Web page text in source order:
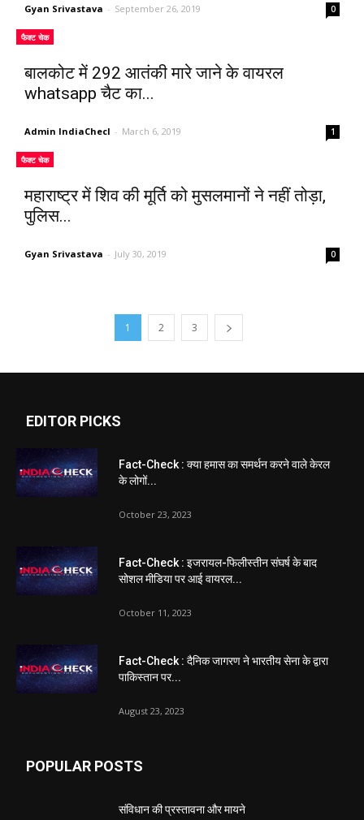
Gyan Srivastava - September 26, 2019 0
फैक्ट चेक
बालकोट में 292 आतंकी मारे जाने के वायरल
whatsapp चैट का...
Admin IndiaChecl - March 6, 2019 1
फैक्ट चेक
महाराष्ट्र में शिव की मूर्ति को मुसलमानों ने नहीं तोड़ा,
पुलिस...
Gyan Srivastava - July 30, 2019 0
1 2 3
EDITOR PICKS
Fact-Check : क्या हमास का समर्थन करने वाले केरल
के लोगों...
October 23, 2023
Fact-Check : इजरायल-फिलीस्तीन संघर्ष के बाद
सोशल मीडिया पर आई वायरल...
October 11, 2023
Fact-Check : दैनिक जागरण ने भारतीय सेना के द्वारा
पाकिस्तान पर...
August 23, 2023
POPULAR POSTS
संविधान की प्रस्तावना और मायने